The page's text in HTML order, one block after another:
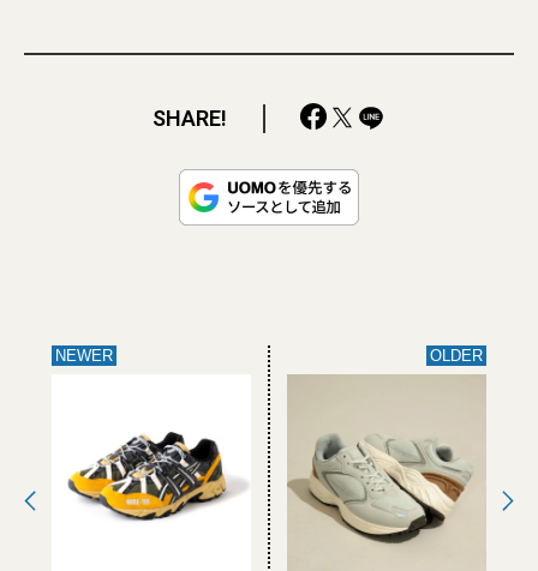
SHARE!
NEWER OLDER